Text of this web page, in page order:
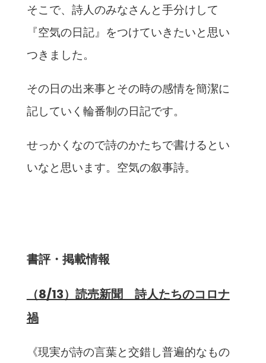
そこで、詩人のみなさんと手分けして
『空気の日記』をつけていきたいと思い
つきました。
その日の出来事とその時の感情を簡潔に
記していく輪番制の日記です。
せっかくなので詩のかたちで書けるとい
いなと思います。空気の叙事詩。
書評・掲載情報
（8/13）読売新聞 詩人たちのコロナ
禍
《現実が詩の言葉と交錯し普遍的なもの